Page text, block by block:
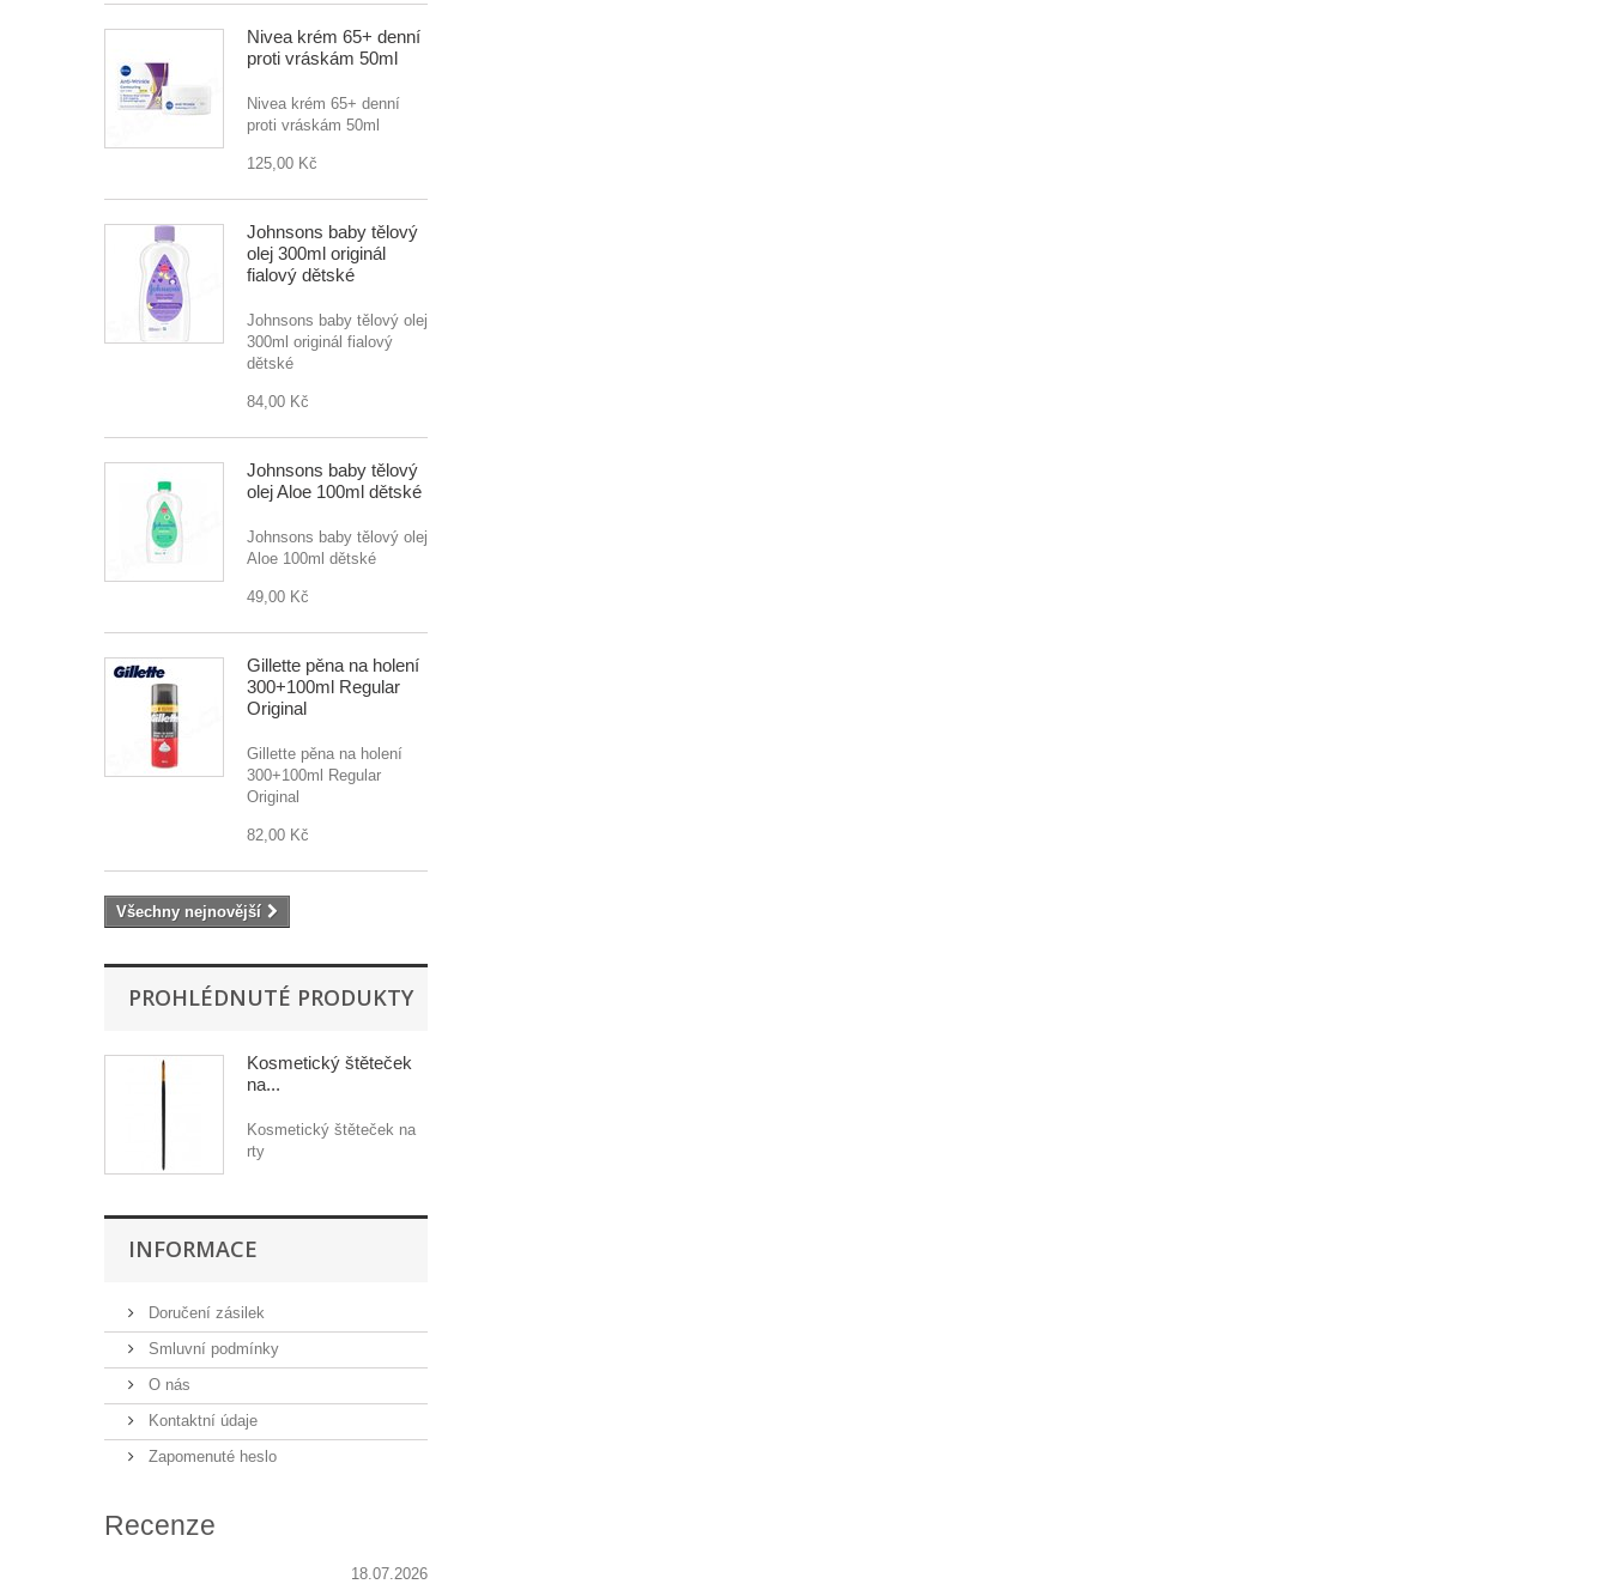
Nivea krém 65+ denní
proti vráskám 50ml
Nivea krém 65+ denní
proti vráskám 50ml
125,00 Kč
Johnsons baby tělový
olej 300ml originál
fialový dětské
Johnsons baby tělový olej
300ml originál fialový
dětské
84,00 Kč
Johnsons baby tělový
olej Aloe 100ml dětské
Johnsons baby tělový olej
Aloe 100ml dětské
49,00 Kč
Gillette pěna na holení
300+100ml Regular
Original
Gillette pěna na holení
300+100ml Regular
Original
82,00 Kč
Všechny nejnovější
PROHLÉDNUTÉ PRODUKTY
Kosmetický štěteček
na...
Kosmetický štěteček na
rty
INFORMACE
Doručení zásilek
Smluvní podmínky
O nás
Kontaktní údaje
Zapomenuté heslo
Recenze
18.07.2026